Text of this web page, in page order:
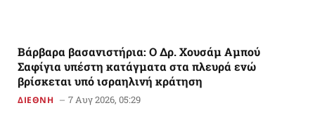
Βάρβαρα βασανιστήρια: Ο Δρ. Χουσάμ Αμπού
Σαφίγια υπέστη κατάγματα στα πλευρά ενώ
βρίσκεται υπό ισραηλινή κράτηση
ΔΙΕΘΝΗ 7 Αυγ 2026, 05:29